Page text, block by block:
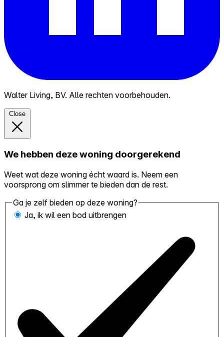
Walter Living, BV. Alle rechten voorbehouden.
Close
We hebben deze woning doorgerekend
Weet wat deze woning écht waard is. Neem een
voorsprong om slimmer te bieden dan de rest.
Ga je zelf bieden op deze woning?
Ja, ik wil een bod uitbrengen